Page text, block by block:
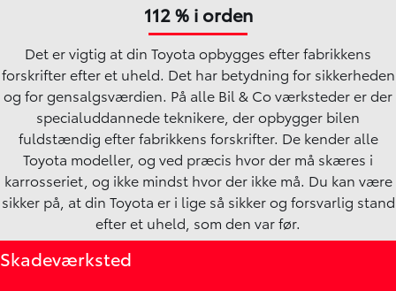
112 % i orden
Det er vigtig at din Toyota opbygges efter fabrikkens
forskrifter efter et uheld. Det har betydning for sikkerheden
og for gensalgsværdien. På alle Bil & Co værksteder er der
specialuddannede teknikere, der opbygger bilen
fuldstændig efter fabrikkens forskrifter. De kender alle
Toyota modeller, og ved præcis hvor der må skæres i
karrosseriet, og ikke mindst hvor der ikke må. Du kan være
sikker på, at din Toyota er i lige så sikker og forsvarlig stand
efter et uheld, som den var før.
Skadeværksted